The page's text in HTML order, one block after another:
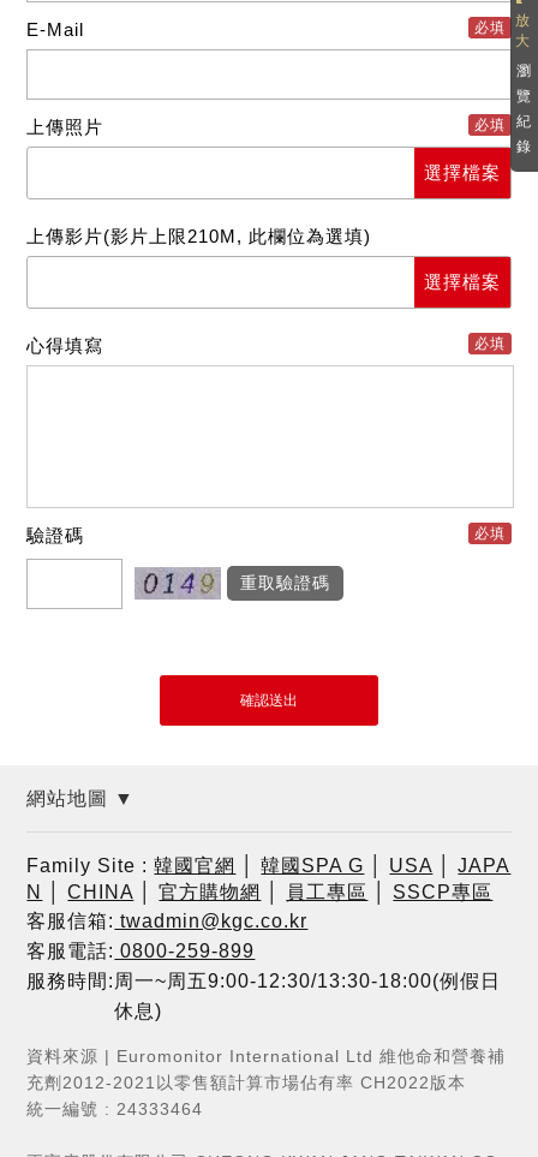
E-Mail 必填
上傳照片 必填
選擇檔案
上傳影片(影片上限210M, 此欄位為選填)
選擇檔案
心得填寫 必填
驗證碼 必填
重取驗證碼
瀏
覽
紀
錄
網站地圖 ▼
Family Site :韓國官網 │韓國SPA G USA │JAPA
N
│CHINA │官方購物網 員工專區
SSCP專區
客服信箱: twadmin@kgc.co.kr
客服電話: 0800-259-899
服務時間:周一~周五9:00-12:30/13:30-18:00(例假日
休息)
資料來源 | Euromonitor International Ltd 維他命和營養補
充劑2012-2021以零售額計算市場佔有率 CH2022版本
統一編號 : 24333464